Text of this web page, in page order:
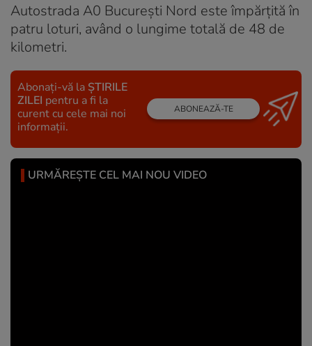
Autostrada A0 București Nord este împărțită în
patru loturi, având o lungime totală de 48 de
kilometri.
Abonați-vă la ȘTIRILE
ZILEI pentru a fi la
curent cu cele mai noi
informații.
ABONEAZĂ-TE
URMĂREȘTE CEL MAI NOU VIDEO